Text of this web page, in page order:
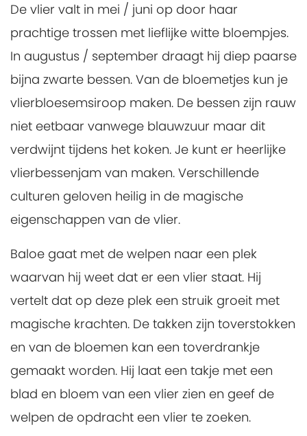
De vlier valt in mei / juni op door haar
prachtige trossen met lieflijke witte bloempjes.
In augustus / september draagt hij diep paarse
bijna zwarte bessen. Van de bloemetjes kun je
vlierbloesemsiroop maken. De bessen zijn rauw
niet eetbaar vanwege blauwzuur maar dit
verdwijnt tijdens het koken. Je kunt er heerlijke
vlierbessenjam van maken. Verschillende
culturen geloven heilig in de magische
eigenschappen van de vlier.
Baloe gaat met de welpen naar een plek
waarvan hij weet dat er een vlier staat. Hij
vertelt dat op deze plek een struik groeit met
magische krachten. De takken zijn toverstokken
en van de bloemen kan een toverdrankje
gemaakt worden. Hij laat een takje met een
blad en bloem van een vlier zien en geef de
welpen de opdracht een vlier te zoeken.